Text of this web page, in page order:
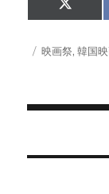
S
h
r
e
X
(
w
i
r
投 カ
映画祭,韓国
稿